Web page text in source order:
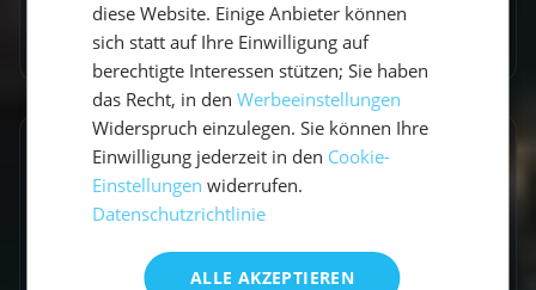
Zum Autorenprofil→
Entdecke ähnliche Törns
Finde deinen perfekten Segeltörn
diese Website. Einige Anbieter können
sich statt auf Ihre Einwilligung auf
berechtigte Interessen stützen; Sie haben
das Recht, in denWerbeeinstellungen
Widerspruch einzulegen. Sie können Ihre
Einwilligung jederzeit in den Cookie-
Einstellungen widerrufen.
Datenschutzrichtlinie
ALLE AKZEPTIEREN